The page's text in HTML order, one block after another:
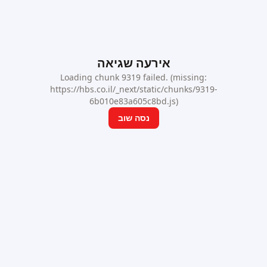
אירעה שגיאה
Loading chunk 9319 failed. (missing:
https://hbs.co.il/_next/static/chunks/9319-
6b010e83a605c8bd.js)